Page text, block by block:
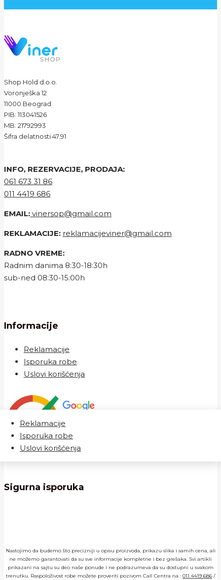
Shop Hold d.o.o.
Voronješka 12
11000 Beograd
PIB: 113041526
MB: 21792993
Šifra delatnosti 47.91
INFO, REZERVACIJE, PRODAJA:
061 673 31 86
011 4419 686
EMAIL: vinersop@gmail.com
REKLAMACIJE: reklamacijeviner@gmail.com
RADNO VREME:
Radnim danima 8:30-18:30h
sub-ned 08:30-15:00h
Informacije
Reklamacije
Isporuka robe
Uslovi korišćenja
Reklamacije
Isporuka robe
Uslovi korišćenja
Sigurna isporuka
Nastojimo da budemo što precizniji u opisu proizvoda, prikazu slika i samih cena, ali
ne možemo garantovati da su sve informacije kompletne i bez grešaka. Svi artikli
prikazani na sajtu su deo naše ponude i ne podrazumeva da su dostupni u svakom
trenutku. Raspoloživost robe možete proveriti pozivom Call Centra na : 011 4419 686 /